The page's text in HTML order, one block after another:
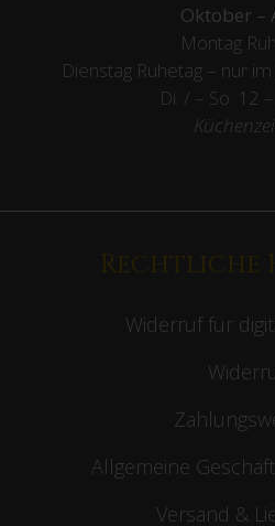
Oktober –
Montag
Dienstag Ruhetag – nur
Di. / – So. 12
Rechtliche
Widerruf für
Allgemeine
Versand &